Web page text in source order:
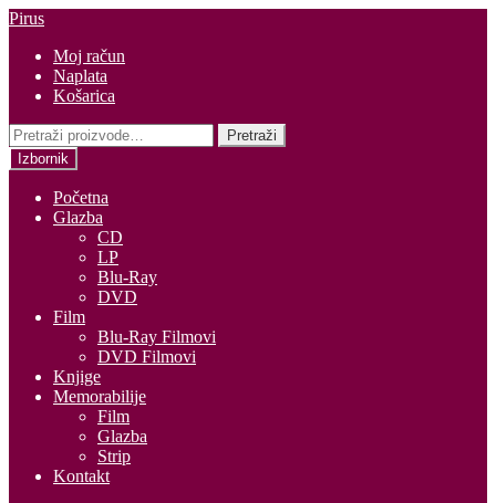
Preskoči
navigaciju
Skoči
sadržaja
Pirus
Moj račun
Naplata
Košarica
Pretraži:
Pretraži
Izbornik
Početna
Glazba
CD
LP
Blu-Ray
DVD
Film
Blu-Ray Filmovi
DVD Filmovi
Knjige
Memorabilije
Film
Glazba
Strip
Kontakt